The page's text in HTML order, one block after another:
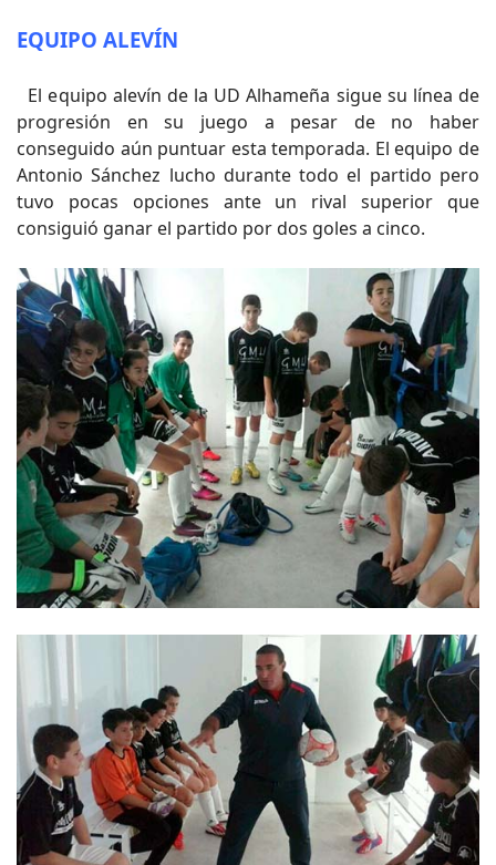
EQUIPO ALEVÍN
El equipo alevín de la UD Alhameña sigue su línea de
progresión en su juego a pesar de no haber
conseguido aún puntuar esta temporada. El equipo de
Antonio Sánchez lucho durante todo el partido pero
tuvo pocas opciones ante un rival superior que
consiguió ganar el partido por dos goles a cinco.